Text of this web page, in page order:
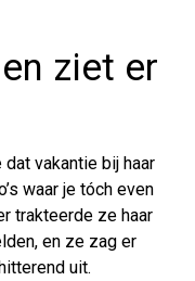
ziet er
vakantie bij haar
waar je tóch even
trakteerde ze haar
en ze zag er
uit.